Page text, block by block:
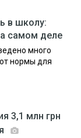
в школу:
самом деле
много
нормы для
3,1 млн грн